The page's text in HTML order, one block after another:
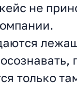
не
только